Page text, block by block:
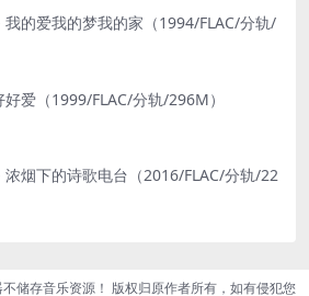
我的爱我的梦我的家（1994/FLAC/分轨/
爱（1999/FLAC/分轨/296M）
浓烟下的诗歌电台（2016/FLAC/分轨/22
储存音乐资源！ 版权归原作者所有，如有侵犯您